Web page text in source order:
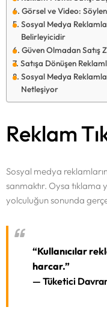
Görsel ve Video:
Sosyal Medya
Belirleyicidir
Güven Olmadan Satış
Satışa Dönüşen
Sosyal Medya
Netleşiyor
Reklam
Sosyal medya
sanmaktır. Oysa tıklama
yolculuğun sonunda
“Kullanıcılar
harcar.”
— Tüketici